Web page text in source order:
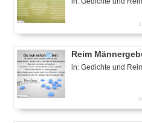
Reim
in: Gedichte und